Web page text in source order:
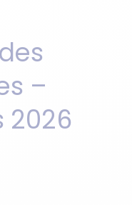
–
2026